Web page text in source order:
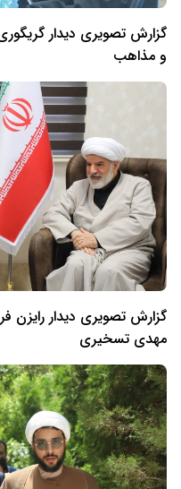
گزارش تصویری دیدار
و مذاهب
گزارش تصویری دیدار رایزن
مهدی تسخیری